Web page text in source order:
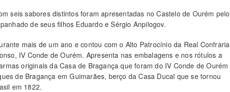
seis sabores distintos foram apresentadas no Castelo de Ourém pelo
de seus filhos Eduardo e Sérgio Anpilogov.
mais de um ano e contou com o Alto Patrocínio da Real Confraria
IV Conde de Ourém. Apresenta nas embalagens e nos rótulos a
originais da Casa de Bragança que foram do IV Conde de Ourém
de Bragança em Guimarães, berço da Casa Ducal que se tornou
em 1822.